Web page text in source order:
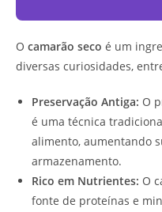
O camarão seco é um
diversas curiosidades,
Preservação Antiga: O
é uma técnica
alimento, aumentando
armazenamento.
Rico em Nutrientes: O
fonte de proteínas e